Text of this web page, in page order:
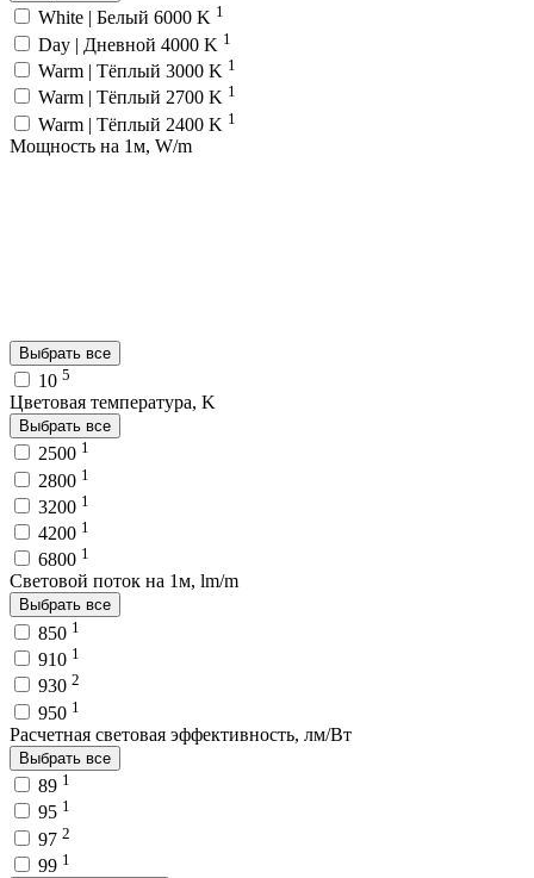
White | Белый 6000 K 1
Day | Дневной 4000 K 1
Warm | Тёплый 3000 K 1
Warm | Тёплый 2700 K 1
Warm | Тёплый 2400 K 1
Мощность на 1м, W/m
Выбрать все
10 5
Цветовая температура, K
Выбрать все
2500 1
2800 1
3200 1
4200 1
6800 1
Световой поток на 1м, lm/m
Выбрать все
850 1
910 1
930 2
950 1
Расчетная световая эффективность, лм/Вт
Выбрать все
89 1
95 1
97 2
99 1